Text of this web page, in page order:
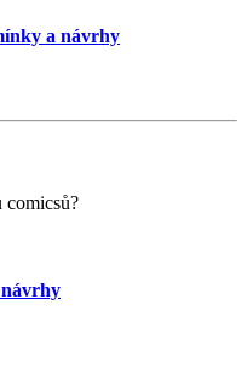
a návrhy
comicsů?